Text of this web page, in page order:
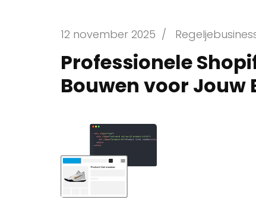
12 november 2025 /
Professionele
Bouwen voor Jouw